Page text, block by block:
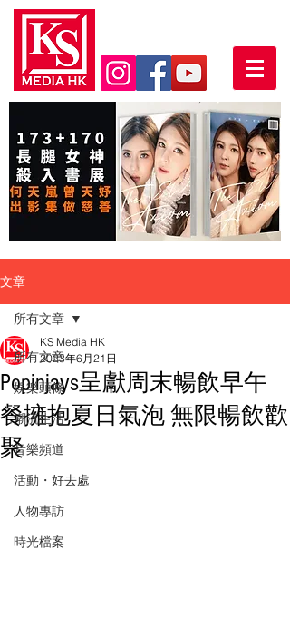
文章
所有文章
娛樂頭條
潮流生活
音樂頻道
活動・好去處
人物專訪
時光檔案
所有文章
Popinjays呈獻周末暢飲早午
餐擁抱夏日氣泡 無限暢飲歡
聚
KS Media HK
2023年6月21日